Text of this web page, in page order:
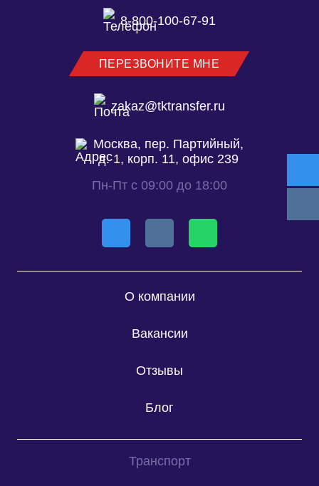
8-800-100-67-91
ПЕРЕЗВОНИТЕ МНЕ
zakaz@tktransfer.ru
Москва, пер. Партийный,
д. 1, корп. 11, офис 239
Пн-Пт с 09:00 до 18:00
О компании
Вакансии
Отзывы
Блог
Транспорт